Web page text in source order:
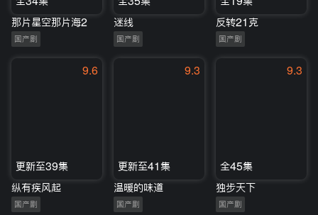
那片星空那片海2
国产剧
迷线
国产剧
反转21克
国产剧
9.6
更新至39集
纵有疾风起
国产剧
9.3
更新至41集
温暖的味道
国产剧
9.3
全45集
独步天下
国产剧